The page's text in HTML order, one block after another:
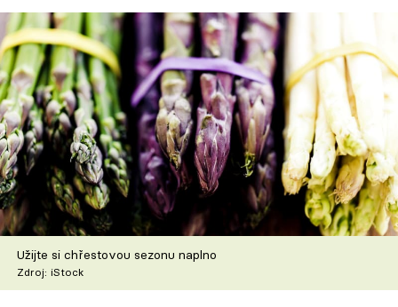
Recepty
Články
TV Program
Škola vaření
Recepty z TV
Speciál: Cuketa
Těhotnej kuchař
Užijte si chřestovou sezonu naplno
Zdroj: iStock